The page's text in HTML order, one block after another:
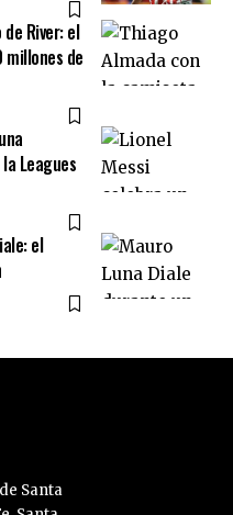
River: el
de
Leagues
el
Santa